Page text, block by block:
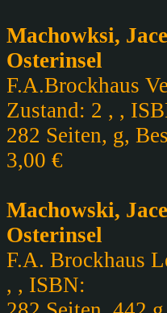
Machowksi,
Osterinsel
F.A.Brockhaus
Zustand: 2 , ,
282 Seiten, g,
3,00 €
Machowski,
Osterinsel
F.A. Brockhaus
, , ISBN: